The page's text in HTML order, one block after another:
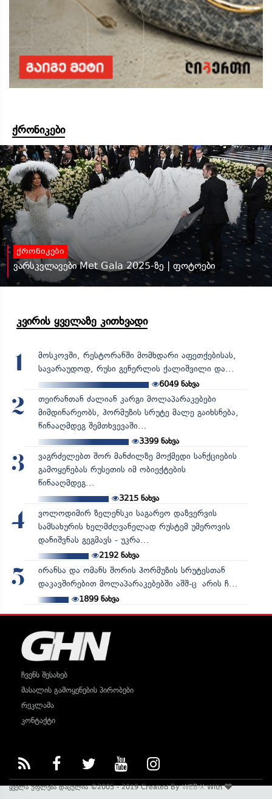
ქრონიკები
ქრონიკები
ვარსკვლავები Met Gala 2025-ზე | ფოტოები
კვირის ყველაზე კითხვადი
1
მოსკოვში, რესტორანში მომხდარი აფეთქებისას,
სავარაუდოდ, რუსი გენერლის ქალიშვილი და...
6049 ნახვა
2
თეირანთან ძალიან კარგი მოლაპარაკებები
მიმდინარეობს, ჰორმუზის სრუტე მალე გაიხსნება,
წინააღმდეგ შემთხვევაში...
3399ნახვა
3
ვაგრძელებთ შორ მანძილზე მოქმედი სანქციების
გამოყენებას რუსეთის იმ ობიექტების
წინააღმდეგ...
3215ნახვა
4
ვოლოდიმირ ზელენსკი საგარეო დაზვერვის
სამსახურის ხელმძღვანელად რუსტემ უმეროვის
დანიშვნას გეგმავს - უკრა...
2192ნახვა
5
ირანსა და ომანს შორის ჰორმუზის სრუტესთან
დაკავშირებით მოლაპარაკებებში აშშ-ც არის ჩ...
1899ნახვა
ჩვენს შესახებ
მასალის გამოყენების პირობები
რეკლამა
კონტაქტი
ყველა უფლება დაცულია ©2005 - 2019 Created ByWEB-XWith